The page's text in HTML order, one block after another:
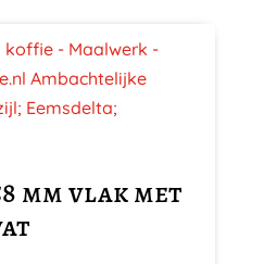
mm vlak met